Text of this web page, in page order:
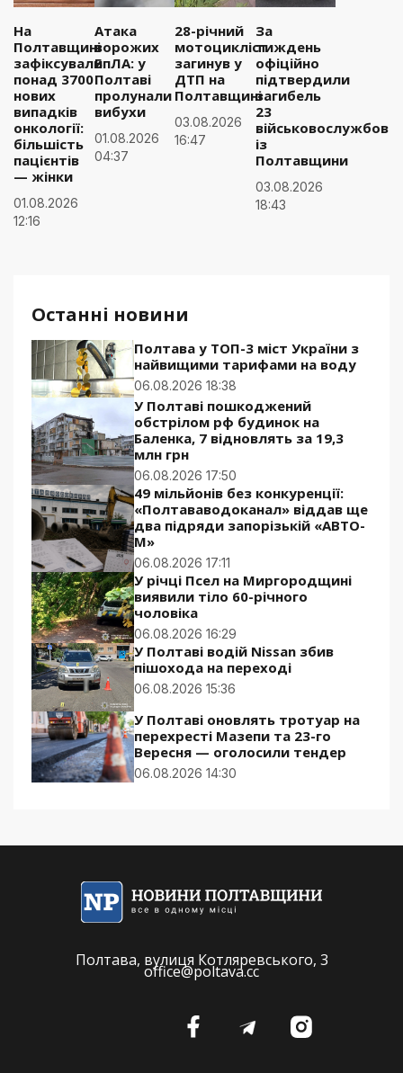
Останні новини
Полтава у ТОП-3 міст України з
найвищими тарифами на воду
06.08.2026 18:38
У Полтаві пошкоджений
обстрілом рф будинок на
Баленка, 7 відновлять за 19,3
млн грн
06.08.2026 17:50
49 мільйонів без конкуренції:
«Полтававодоканал» віддав ще
два підряди запорізькій «АВТО-
М»
06.08.2026 17:11
У річці Псел на Миргородщині
виявили тіло 60-річного
чоловіка
06.08.2026 16:29
У Полтаві водій Nissan збив
пішохода на переході
06.08.2026 15:36
У Полтаві оновлять тротуар на
перехресті Мазепи та 23-го
Вересня — оголосили тендер
06.08.2026 14:30
На
Полтавщині
зафіксували
понад 3700
нових
випадків
онкології:
більшість
пацієнтів
— жінки
01.08.2026
12:16
Атака
ворожих
БпЛА: у
Полтаві
пролунали
вибухи
01.08.2026
04:37
28-річний
мотоцикліст
загинув у
ДТП на
Полтавщині
03.08.2026
16:47
За
тиждень
офіційно
підтвердили
загибель
23
із
Полтавщини
03.08.2026
18:43
Полтава, вулиця Котляревського, 3
office@poltava.cc